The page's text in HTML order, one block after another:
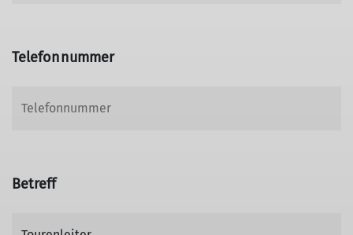
Telefonnummer
Betreff